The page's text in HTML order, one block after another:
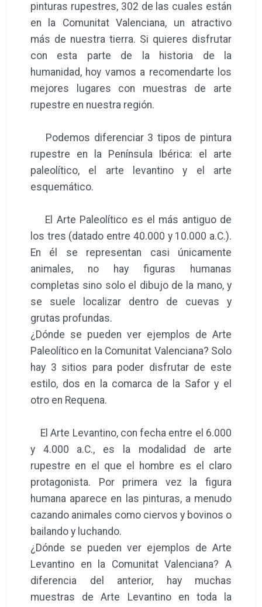
pinturas rupestres, 302 de las cuales están
en la Comunitat Valenciana, un atractivo
más de nuestra tierra. Si quieres disfrutar
con esta parte de la historia de la
humanidad, hoy vamos a recomendarte los
mejores lugares con muestras de arte
rupestre en nuestra región.
Podemos diferenciar 3 tipos de pintura
rupestre en la Península Ibérica: el arte
paleolítico, el arte levantino y el arte
esquemático.
El Arte Paleolítico es el más antiguo de
los tres (datado entre 40.000 y 10.000 a.C.).
En él se representan casi únicamente
animales, no hay figuras humanas
completas sino solo el dibujo de la mano, y
se suele localizar dentro de cuevas y
grutas profundas.
¿Dónde se pueden ver ejemplos de Arte
Paleolítico en la Comunitat Valenciana? Solo
hay 3 sitios para poder disfrutar de este
estilo, dos en la comarca de la Safor y el
otro en Requena.
El Arte Levantino, con fecha entre el 6.000
y 4.000 a.C., es la modalidad de arte
rupestre en el que el hombre es el claro
protagonista. Por primera vez la figura
humana aparece en las pinturas, a menudo
cazando animales como ciervos y bovinos o
bailando y luchando.
¿Dónde se pueden ver ejemplos de Arte
Levantino en la Comunitat Valenciana? A
diferencia del anterior, hay muchas
muestras de Arte Levantino en toda la